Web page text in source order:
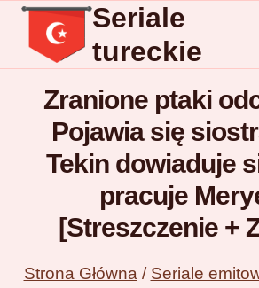
Przejdź
treści
Seriale
tureckie
Zranione ptaki
Pojawia się
Tekin dowiaduje
pracuje
[Streszczenie +
Strona Główna / Seriale